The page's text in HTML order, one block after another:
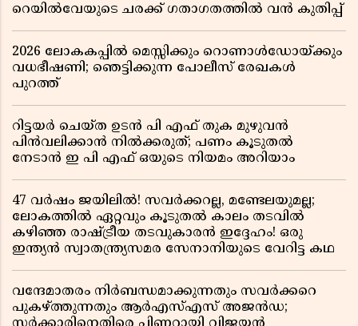
റെയിൽവേയുടെ ചരക്ക് ഗതാഗതത്തിൽ വൻ കുതിപ്പ്
2026 ലോകകപ്പിൽ മെസ്സിക്കും റൊണാൾഡോയ്ക്കും
വധഭീഷണി; ഞെട്ടിക്കുന്ന പോലീസ് രേഖകൾ
പുറത്ത്
റിട്ടയർ ചെയ്ത ഉടൻ പി എഫ് തുക മുഴുവൻ
പിൻവലിക്കാൻ നിൽക്കരുത്; പണം കൂടുതൽ
നേടാൻ ഇ പി എഫ് ഒയുടെ നിയമം അറിയാം
47 വർഷം ജയിലിൽ! സവർക്കറല്ല, മണ്ടേലയുമല്ല;
ലോകത്തിൽ ഏറ്റവും കൂടുതൽ കാലം തടവിൽ
കഴിഞ്ഞ രാഷ്ട്രീയ തടവുകാരൻ ഇദ്ദേഹം! ഒരു
ഇന്ത്യൻ സ്വാതന്ത്ര്യസമര സേനാനിയുടെ വേറിട്ട കഥ
വന്ദേമാതരം നിർബന്ധമാക്കുന്നതും സവർക്കറെ
പുകഴ്ത്തുന്നതും ആർഎസ്എസ് അജൻഡ;